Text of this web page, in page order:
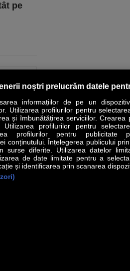
pe
MEET THE CEO LIFESTYLE
Servicii Revista
noștri prelucrăm datele
informațiilor de pe un
Utilizarea profilurilor pentru
și îmbunătățirea serviciilor. Crearea
Utilizarea profilurilor pentru
profilurilor pentru publicitate
conținutului. Înțelegerea publicului
surse diferite. Utilizarea datelor
de date limitate pentru a selecta
și identificarea prin scanarea